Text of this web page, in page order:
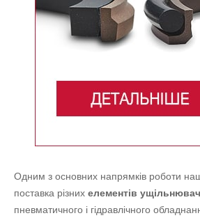
Одним з основних напрямків роботи
поставка різних елементів
пневматичного і гідравлічного